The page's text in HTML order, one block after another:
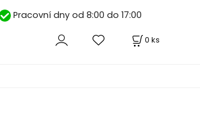
Pracovní dny od 8:00 do 17:00
0 ks